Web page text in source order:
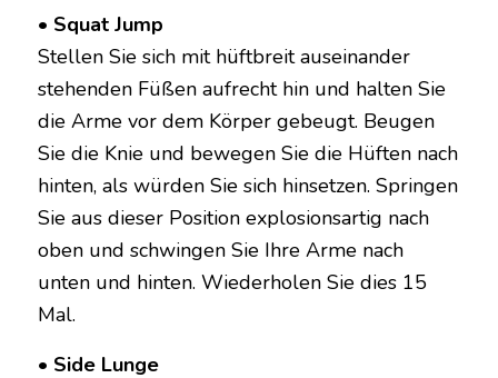
• Squat Jump
Stellen Sie sich mit hüftbreit auseinander
stehenden Füßen aufrecht hin und halten Sie
die Arme vor dem Körper gebeugt. Beugen
Sie die Knie und bewegen Sie die Hüften nach
hinten, als würden Sie sich hinsetzen. Springen
Sie aus dieser Position explosionsartig nach
oben und schwingen Sie Ihre Arme nach
unten und hinten. Wiederholen Sie dies 15
Mal.
• Side Lunge